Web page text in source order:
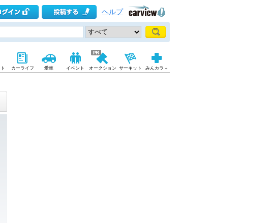
ヘルプ
カーライフ 愛車 イベント オークション サーキット みんカラ＋